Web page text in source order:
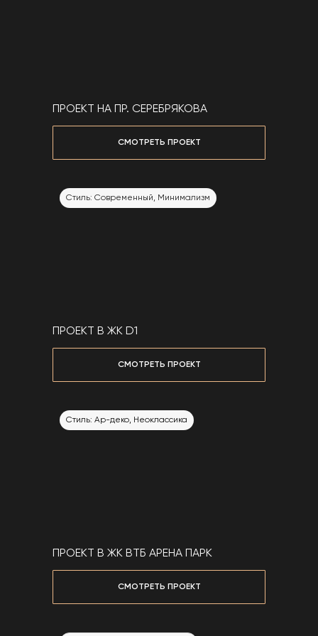
ПРОЕКТ НА ПР. СЕРЕБРЯКОВА
ПРОЕКТ В ЖК D1
ПРОЕКТ В ЖК ВТБ АРЕНА ПАРК
СМОТРЕТЬ ПРОЕКТ
Стиль: Ар-деко, Неоклассика
СМОТРЕТЬ ПРОЕКТ
СМОТРЕТЬ ПРОЕКТ
Стиль: Современный, Минимализм
ПРОЕКТ В МОСКОВСКОЙ ОБЛ., Д. ЗЕЛЕНКОВО
ПРОЕКТ В КП PARK FONTE
СМОТРЕТЬ ПРОЕКТ
Стиль: Эко, Современный
СМОТРЕТЬ ПРОЕКТ
Стиль: Современный